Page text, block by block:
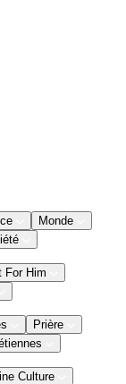
Monde
For Him
Prière
Culture